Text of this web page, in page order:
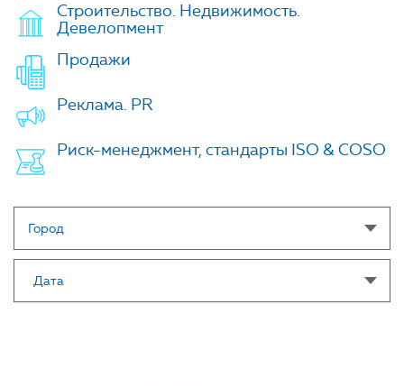
Строительство. Недвижимость.
Девелопмент
Продажи
Реклама. PR
Риск-менеджмент, стандарты ISO & COSO
Город
Дата